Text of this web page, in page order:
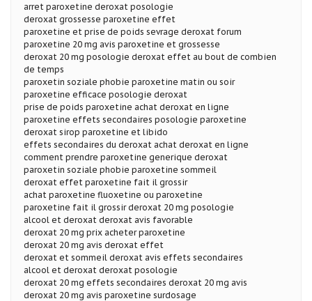
arret paroxetine deroxat posologie
deroxat grossesse paroxetine effet
paroxetine et prise de poids sevrage deroxat forum
paroxetine 20 mg avis paroxetine et grossesse
deroxat 20 mg posologie deroxat effet au bout de combien
de temps
paroxetin soziale phobie paroxetine matin ou soir
paroxetine efficace posologie deroxat
prise de poids paroxetine achat deroxat en ligne
paroxetine effets secondaires posologie paroxetine
deroxat sirop paroxetine et libido
effets secondaires du deroxat achat deroxat en ligne
comment prendre paroxetine generique deroxat
paroxetin soziale phobie paroxetine sommeil
deroxat effet paroxetine fait il grossir
achat paroxetine fluoxetine ou paroxetine
paroxetine fait il grossir deroxat 20 mg posologie
alcool et deroxat deroxat avis favorable
deroxat 20 mg prix acheter paroxetine
deroxat 20 mg avis deroxat effet
deroxat et sommeil deroxat avis effets secondaires
alcool et deroxat deroxat posologie
deroxat 20 mg effets secondaires deroxat 20 mg avis
deroxat 20 mg avis paroxetine surdosage